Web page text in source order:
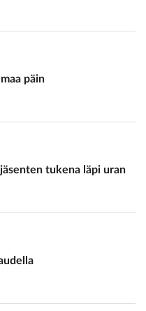
päin
tukena läpi uran